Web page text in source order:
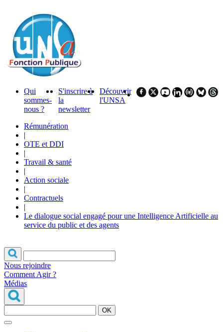
Qui
sommes-
nous ?
S'inscrire à
la
newsletter
Découvrir
l'UNSA
Rémunération
|
OTE et DDI
|
Travail & santé
|
Action sociale
|
Contractuels
|
Le dialogue social engagé pour une Intelligence Artificielle au
service du public et des agents
Nous rejoindre
Comment Agir ?
Médias
OK